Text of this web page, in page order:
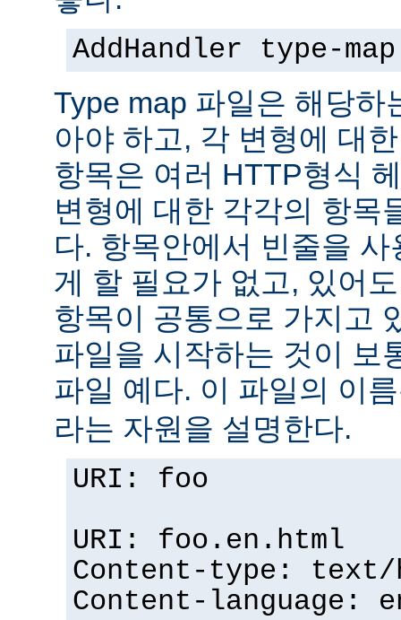
AddHandler type-
Type map 파일은 해당하
아야 하고, 각 변형에 대
항목은 여러 HTTP형식
변형에 대한 각각의 항목
다. 항목안에서 빈줄을
게 할 필요가 없고, 있어
항목이 공통으로 가지고
파일을 시작하는 것이 보
파일 예다. 이 파일의 이
라는 자원을 설명한다.
URI: foo
URI: foo.en.html
Content-type: text/
Content-language: